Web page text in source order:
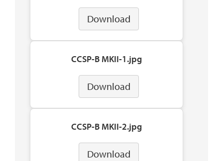
Download
CCSP-B MKII-1.jpg
Download
CCSP-B MKII-2.jpg
Download